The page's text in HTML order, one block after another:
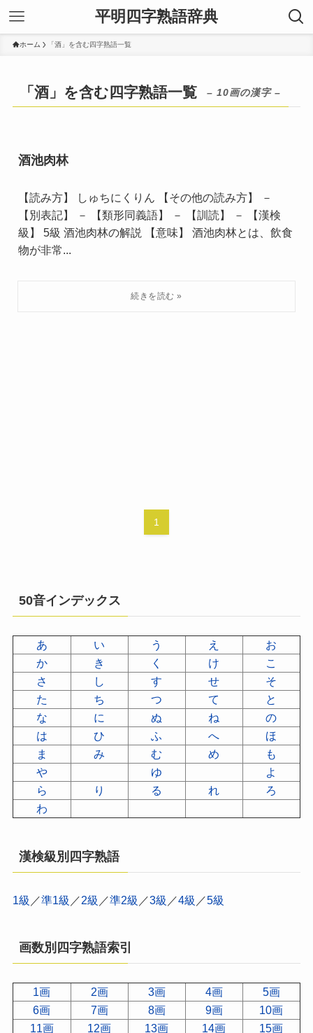
平明四字熟語辞典
ホーム 「酒」を含む四字熟語一覧
「酒」を含む四字熟語一覧 – 10画の漢字 –
酒池肉林
【読み方】 しゅちにくりん 【その他の読み方】 －
【別表記】 － 【類形同義語】 － 【訓読】 － 【漢検
級】 5級 酒池肉林の解説 【意味】 酒池肉林とは、飲食
物が非常...
1
50音インデックス
あ い う え
お
か
き く け
こ
さ
し す せ
そ
た
ち つ て
と
な
に ぬ ね
の
は
ひ ふ へ
ほ
ま
み む め
も
や
ゆ
よ
ら
り る れ
ろ
わ
漢検級別四字熟語
1級 ／準1級 ／2級 ／準2級 ／3級 ／4級 ／5級
画数別四字熟語索引
1画 2画 3画 4画
5画
6画
7画 8画 9画
10画
11画
12画 13画 14画
15画